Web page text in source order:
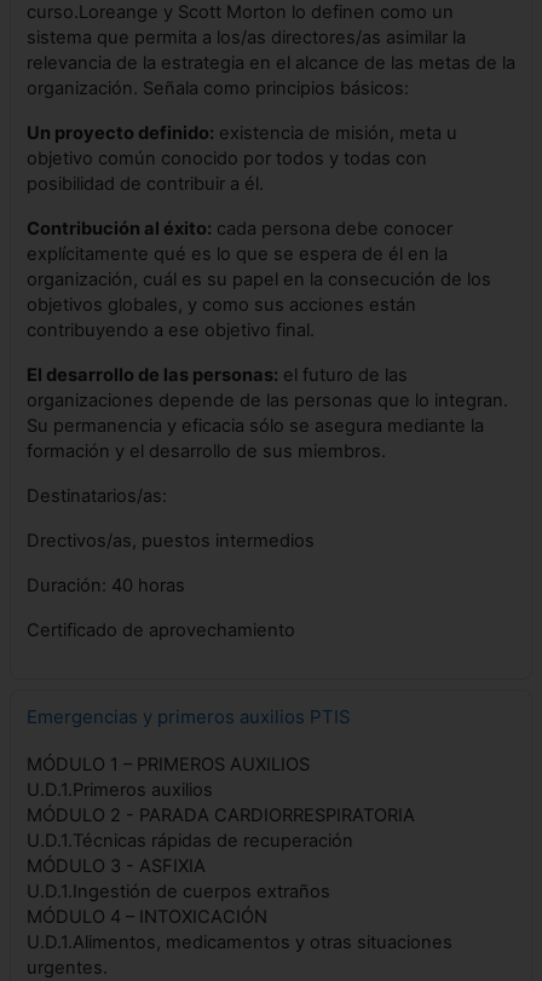
curso.Loreange y Scott Morton lo definen como un
sistema que permita a los/as directores/as asimilar la
relevancia de la estrategia en el alcance de las metas de la
organización. Señala como principios básicos:
Un proyecto definido: existencia de misión, meta u
objetivo común conocido por todos y todas con
posibilidad de contribuir a él.
Contribución al éxito: cada persona debe conocer
explícitamente qué es lo que se espera de él en la
organización, cuál es su papel en la consecución de los
objetivos globales, y como sus acciones están
contribuyendo a ese objetivo final.
El desarrollo de las personas: el futuro de las
organizaciones depende de las personas que lo integran.
Su permanencia y eficacia sólo se asegura mediante la
formación y el desarrollo de sus miembros.
Destinatarios/as:
Drectivos/as, puestos intermedios
Duración: 40 horas
Certificado de aprovechamiento
Emergencias y primeros auxilios PTIS
MÓDULO 1 – PRIMEROS AUXILIOS
U.D.1.Primeros auxilios
MÓDULO 2 - PARADA CARDIORRESPIRATORIA
U.D.1.Técnicas rápidas de recuperación
MÓDULO 3 - ASFIXIA
U.D.1.Ingestión de cuerpos extraños
MÓDULO 4 – INTOXICACIÓN
U.D.1.Alimentos, medicamentos y otras situaciones
urgentes.